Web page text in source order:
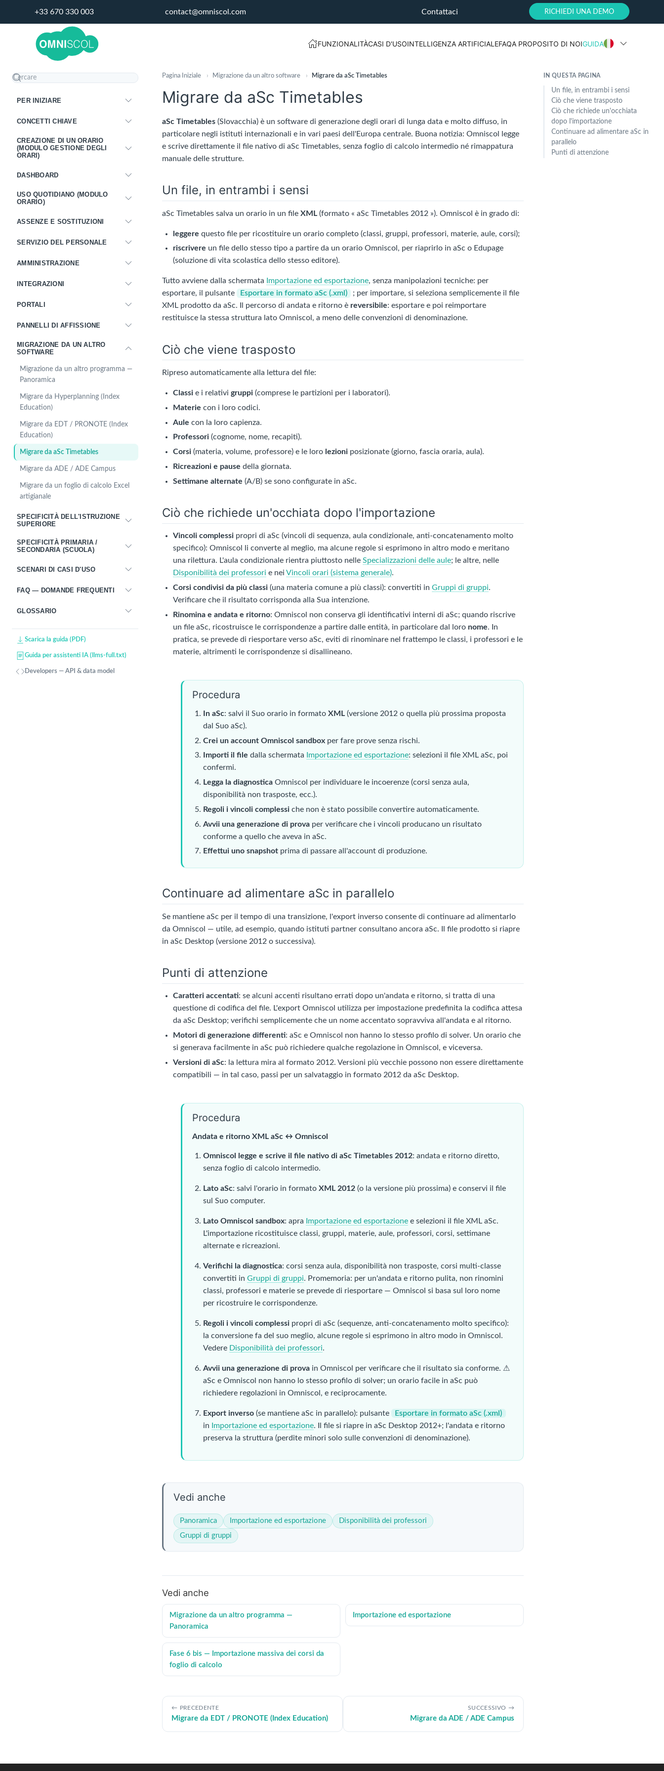
+33 670 330 003 contact@omniscol.com Contattaci RICHIEDI UNA DEMO
FUNZIONALITÀCASI D'USOINTELLIGENZA ARTIFICIALEFAQA PROPOSITO DI NOIGUIDA
PER INIZIARE
CONCETTI CHIAVE
CREAZIONE DI UN ORARIO
(MODULO GESTIONE DEGLI
ORARI)
DASHBOARD
USO QUOTIDIANO (MODULO
ORARIO)
ASSENZE E SOSTITUZIONI
SERVIZIO DEL PERSONALE
AMMINISTRAZIONE
INTEGRAZIONI
PORTALI
PANNELLI DI AFFISSIONE
MIGRAZIONE DA UN ALTRO
SOFTWARE
Migrazione da un altro programma —
Panoramica
Migrare da Hyperplanning (Index
Education)
Migrare da EDT / PRONOTE (Index
Education)
Migrare da aSc Timetables
Migrare da ADE / ADE Campus
Migrare da un foglio di calcolo Excel
artigianale
SPECIFICITÀ DELL'ISTRUZIONE
SUPERIORE
SPECIFICITÀ PRIMARIA /
SECONDARIA (SCUOLA)
SCENARI DI CASI D'USO
FAQ — DOMANDE FREQUENTI
GLOSSARIO
Scarica la guida (PDF)
Guida per assistenti IA (llms-full.txt)
Developers — API & data model
Pagina Iniziale › Migrazione da un altro software › Migrare da aSc Timetables
Migrare da aSc Timetables
aSc Timetables (Slovacchia) è un software di generazione degli orari di lunga data e molto diffuso, in
particolare negli istituti internazionali e in vari paesi dell'Europa centrale. Buona notizia: Omniscol legge
e scrive direttamente il file nativo di aSc Timetables, senza foglio di calcolo intermedio né rimappatura
manuale delle strutture.
Un file, in entrambi i sensi
aSc Timetables salva un orario in un file XML (formato « aSc Timetables 2012 »). Omniscol è in grado di:
leggere questo file per ricostituire un orario completo (classi, gruppi, professori, materie, aule, corsi);
riscrivere un file dello stesso tipo a partire da un orario Omniscol, per riaprirlo in aSc o Edupage
(soluzione di vita scolastica dello stesso editore).
Tutto avviene dalla schermata Importazione ed esportazione, senza manipolazioni tecniche: per
esportare, il pulsante
Esportare in formato aSc (.xml)
; per importare, si seleziona semplicemente il file
XML prodotto da aSc. Il percorso di andata e ritorno è reversibile: esportare e poi reimportare
restituisce la stessa struttura lato Omniscol, a meno delle convenzioni di denominazione.
Ciò che viene trasposto
Ripreso automaticamente alla lettura del file:
Classi e i relativigruppi (comprese le partizioni per i laboratori).
Materie con i loro codici.
Aule con la loro capienza.
Professori (cognome, nome, recapiti).
Corsi (materia, volume, professore) e le loro lezioni posizionate (giorno, fascia oraria, aula).
Ricreazioni e pause della giornata.
Settimane alternate (A/B) se sono configurate in aSc.
Ciò che richiede un'occhiata dopo l'importazione
Vincoli complessi propri di aSc (vincoli di sequenza, aula condizionale, anti-concatenamento molto
specifico): Omniscol li converte al meglio, ma alcune regole si esprimono in altro modo e meritano
una rilettura. L'aula condizionale rientra piuttosto nelleSpecializzazioni delle aule; le altre, nelle
Disponibilità dei professori e neiVincoli orari (sistema generale).
Corsi condivisi da più classi (una materia comune a più classi): convertiti inGruppi di gruppi.
Verificare che il risultato corrisponda alla Sua intenzione.
Rinomina e andata e ritorno: Omniscol non conserva gli identificativi interni di aSc; quando riscrive
un file aSc, ricostruisce le corrispondenze a partire dalle entità, in particolare dal loro nome. In
pratica, se prevede di riesportare verso aSc, eviti di rinominare nel frattempo le classi, i professori e le
materie, altrimenti le corrispondenze si disallineano.
Procedura
In aSc: salvi il Suo orario in formatoXML (versione 2012 o quella più prossima proposta
dal Suo aSc).
Crei un account Omniscol sandbox per fare prove senza rischi.
Importi il file dalla schermata Importazione ed esportazione: selezioni il file XML aSc, poi
confermi.
Legga la diagnostica Omniscol per individuare le incoerenze (corsi senza aula,
disponibilità non trasposte, ecc.).
Regoli i vincoli complessi che non è stato possibile convertire automaticamente.
Avvii una generazione di prova per verificare che i vincoli producano un risultato
conforme a quello che aveva in aSc.
Effettui uno snapshot prima di passare all'account di produzione.
Continuare ad alimentare aSc in parallelo
Se mantiene aSc per il tempo di una transizione, l'export inverso consente di continuare ad alimentarlo
da Omniscol — utile, ad esempio, quando istituti partner consultano ancora aSc. Il file prodotto si riapre
in aSc Desktop (versione 2012 o successiva).
Punti di attenzione
Caratteri accentati: se alcuni accenti risultano errati dopo un'andata e ritorno, si tratta di una
questione di codifica del file. L'export Omniscol utilizza per impostazione predefinita la codifica attesa
da aSc Desktop; verifichi semplicemente che un nome accentato sopravviva all'andata e al ritorno.
Motori di generazione differenti: aSc e Omniscol non hanno lo stesso profilo di solver. Un orario che
si generava facilmente in aSc può richiedere qualche regolazione in Omniscol, e viceversa.
Versioni di aSc: la lettura mira al formato 2012. Versioni più vecchie possono non essere direttamente
compatibili — in tal caso, passi per un salvataggio in formato 2012 da aSc Desktop.
Procedura
Andata e ritorno XML aSc ↔ Omniscol
Omniscol legge e scrive il file nativo di aSc Timetables 2012: andata e ritorno diretto,
senza foglio di calcolo intermedio.
Lato aSc: salvi l'orario in formatoXML 2012 (o la versione più prossima) e conservi il file
sul Suo computer.
Lato Omniscol sandbox: apra Importazione ed esportazione e selezioni il file XML aSc.
L'importazione ricostituisce classi, gruppi, materie, aule, professori, corsi, settimane
alternate e ricreazioni.
Verifichi la diagnostica: corsi senza aula, disponibilità non trasposte, corsi multi-classe
convertiti inGruppi di gruppi. Promemoria: per un'andata e ritorno pulita, non rinomini
classi, professori e materie se prevede di riesportare — Omniscol si basa sul loro nome
per ricostruire le corrispondenze.
Regoli i vincoli complessi propri di aSc (sequenze, anti-concatenamento molto specifico):
la conversione fa del suo meglio, alcune regole si esprimono in altro modo in Omniscol.
Vedere Disponibilità dei professori.
Avvii una generazione di prova in Omniscol per verificare che il risultato sia conforme. ⚠
aSc e Omniscol non hanno lo stesso profilo di solver; un orario facile in aSc può
richiedere regolazioni in Omniscol, e reciprocamente.
Export inverso (se mantiene aSc in parallelo): pulsante
Esportare in formato aSc (.xml)
in
Importazione ed esportazione. Il file si riapre in aSc Desktop 2012+; l'andata e ritorno
preserva la struttura (perdite minori solo sulle convenzioni di denominazione).
Vedi anche
Panoramica Importazione ed esportazione
Disponibilità dei professori
Gruppi di gruppi
Vedi anche
Migrazione da un altro programma —
Panoramica
Importazione ed esportazione
Fase 6 bis — Importazione massiva dei corsi da
foglio di calcolo
PRECEDENTE
Migrare da EDT / PRONOTE (Index Education)
SUCCESSIVO
Migrare da ADE / ADE Campus
IN QUESTA PAGINA
Un file, in entrambi i sensi
Ciò che viene trasposto
Ciò che richiede un'occhiata
dopo l'importazione
Continuare ad alimentare aSc in
parallelo
Punti di attenzione